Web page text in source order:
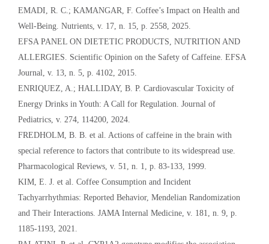
EMADI, R. C.; KAMANGAR, F. Coffee’s Impact on Health and
Well-Being. Nutrients, v. 17, n. 15, p. 2558, 2025.
EFSA PANEL ON DIETETIC PRODUCTS, NUTRITION AND
ALLERGIES. Scientific Opinion on the Safety of Caffeine. EFSA
Journal, v. 13, n. 5, p. 4102, 2015.
ENRIQUEZ, A.; HALLIDAY, B. P. Cardiovascular Toxicity of
Energy Drinks in Youth: A Call for Regulation. Journal of
Pediatrics, v. 274, 114200, 2024.
FREDHOLM, B. B. et al. Actions of caffeine in the brain with
special reference to factors that contribute to its widespread use.
Pharmacological Reviews, v. 51, n. 1, p. 83-133, 1999.
KIM, E. J. et al. Coffee Consumption and Incident
Tachyarrhythmias: Reported Behavior, Mendelian Randomization
and Their Interactions. JAMA Internal Medicine, v. 181, n. 9, p.
1185-1193, 2021.